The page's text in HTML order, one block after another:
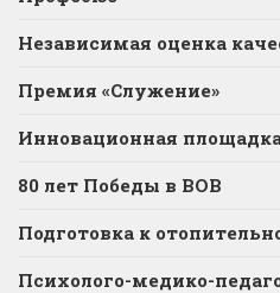
Независимая оценка
Премия «Служение»
Инновационная
80 лет Победы в ВОВ
Подготовка к
Психолого-медико-